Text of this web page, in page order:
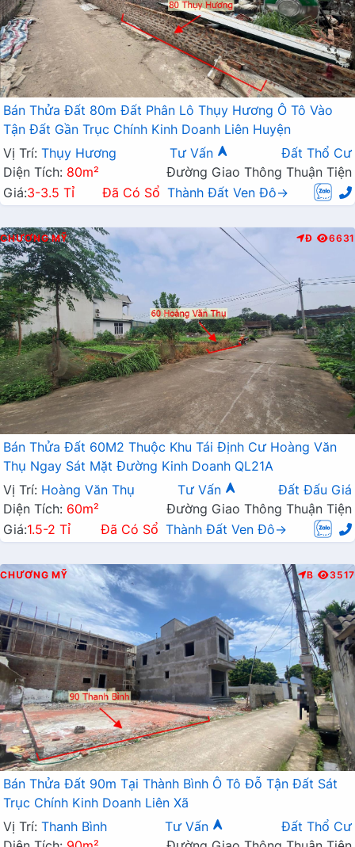
Bán Thửa Đất 80m Đất Phân Lô Thụy Hương Ô Tô Vào
Tận Đất Gần Trục Chính Kinh Doanh Liên Huyện
Vị Trí: Thụy Hương Tư Vấn
Đất Thổ Cư
Diện Tích: 80m²
Đường Giao Thông Thuận Tiện
Giá:3-3.5 Tỉ Đã Có Sổ Thành Đất Ven Đô→
CHƯƠNG MỸ Đ 6631
Bán Thửa Đất 60M2 Thuộc Khu Tái Định Cư Hoàng Văn
Thụ Ngay Sát Mặt Đường Kinh Doanh QL21A
Vị Trí: Hoàng Văn Thụ Tư Vấn
Đất Đấu Giá
Diện Tích: 60m²
Đường Giao Thông Thuận Tiện
Giá:1.5-2 Tỉ Đã Có Sổ Thành Đất Ven Đô→
CHƯƠNG MỸ B 3517
Bán Thửa Đất 90m Tại Thành Bình Ô Tô Đỗ Tận Đất Sát
Trục Chính Kinh Doanh Liên Xã
Vị Trí: Thanh Bình Tư Vấn
Đất Thổ Cư